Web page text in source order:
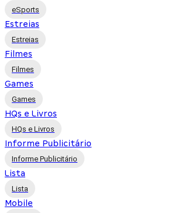
eSports
Estreias
Estreias
Filmes
Filmes
Games
Games
HQs e Livros
HQs e Livros
Informe Publicitário
Informe Publicitário
Lista
Lista
Mobile